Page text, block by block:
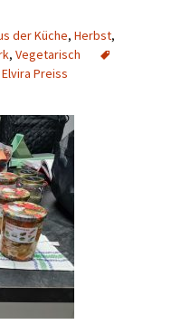
der Küche, Herbst,
, Vegetarisch
Elvira Preiss